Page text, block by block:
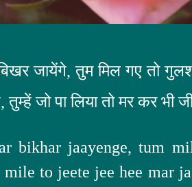
जायेंगे, तुम मिल गए तो
तुम्हें जो पा लिया तो मर कर भी
bikhar jaayenge, tum
mile to jeete jee hee mar